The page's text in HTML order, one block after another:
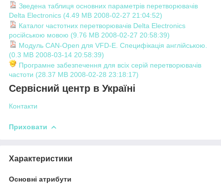
Зведена таблиця основних параметрів перетворювачів
Delta Electronics (4.49 MB 2008-02-27 21:04:52)
Каталог частотних перетворювачів Delta Electronics
російською мовою (9.76 MB 2008-02-27 20:58:39)
Модуль CAN-Open для VFD-E. Специфікація англійською.
(0.3 MB 2008-03-14 20:58:39)
Програмне забезпечення для всіх серій перетворювачів
частоти (28.37 MB 2008-02-28 23:18:17)
Сервісний центр в Україні
Контакти
Приховати
Характеристики
Основні атрибути